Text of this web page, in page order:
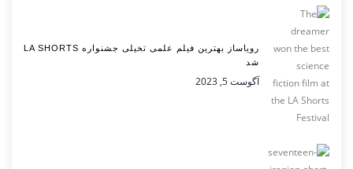
رویاساز بهترین فیلم علمی تخیلی جشنواره LA SHORTS
شد
آگوست 5, 2023